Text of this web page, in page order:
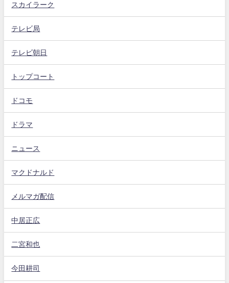
スカイラーク
テレビ局
テレビ朝日
トップコート
ドコモ
ドラマ
ニュース
マクドナルド
メルマガ配信
中居正広
二宮和也
今田耕司